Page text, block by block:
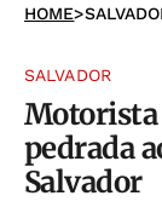
HOME>
SALVADOR
Motorista
pedrada
Salvador